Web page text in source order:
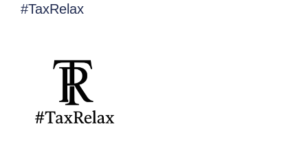
#TaxRelax